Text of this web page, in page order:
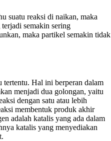
suatu reaksi di naikan, maka
semakin sering
maka partikel semakin tidak
tertentu. Hal ini berperan dalam
menjadi dua golongan, yaitu
dengan satu atau lebih
membentuk produk akhir
adalah katalis yang ada dalam
katalis yang menyediakan